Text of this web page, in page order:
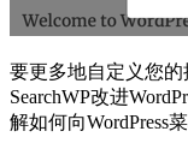
要更多地自定义您
SearchWP改进
解如何向WordPress